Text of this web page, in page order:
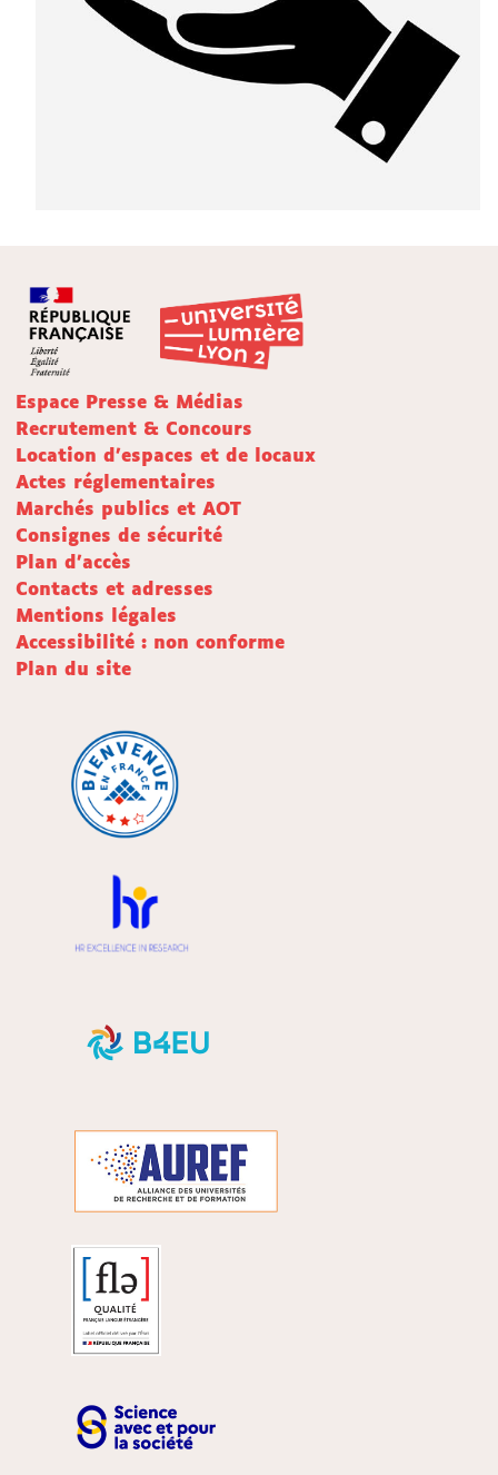
Espace Presse & Médias
Recrutement & Concours
Location d'espaces et de locaux
Actes réglementaires
Marchés publics et AOT
Consignes de sécurité
Plan d'accès
Contacts et adresses
Mentions légales
Accessibilité : non conforme
Plan du site